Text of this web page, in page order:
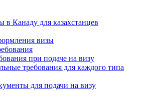
Канаду для казахстанцев
визы
при подаче на визу
требования для каждого типа
для подачи на визу